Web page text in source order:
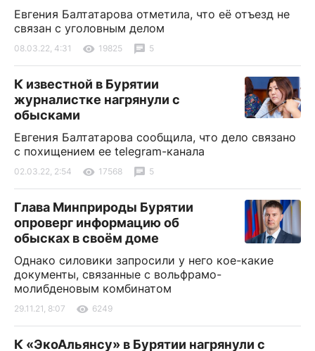
Евгения Балтатарова отметила, что её отъезд не
связан с уголовным делом
08.03.22, 4:31 19825 5
К известной в Бурятии
журналистке нагрянули с
обысками
Евгения Балтатарова сообщила, что дело связано
с похищением ее telegram-канала
02.03.22, 2:54 17568 5
Глава Минприроды Бурятии
опроверг информацию об
обысках в своём доме
Однако силовики запросили у него кое-какие
документы, связанные с вольфрамо-
молибденовым комбинатом
29.11.21, 8:07 6249
К «ЭкоАльянсу» в Бурятии нагрянули с